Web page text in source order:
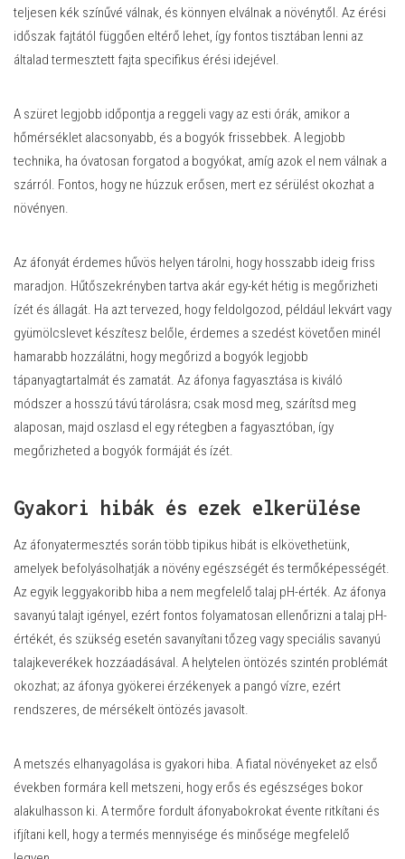
teljesen kék színűvé válnak, és könnyen elválnak a növénytől. Az érési
időszak fajtától függően eltérő lehet, így fontos tisztában lenni az
általad termesztett fajta specifikus érési idejével.
A szüret legjobb időpontja a reggeli vagy az esti órák, amikor a
hőmérséklet alacsonyabb, és a bogyók frissebbek. A legjobb
technika, ha óvatosan forgatod a bogyókat, amíg azok el nem válnak a
szárról. Fontos, hogy ne húzzuk erősen, mert ez sérülést okozhat a
növényen.
Az áfonyát érdemes hűvös helyen tárolni, hogy hosszabb ideig friss
maradjon. Hűtőszekrényben tartva akár egy-két hétig is megőrizheti
ízét és állagát. Ha azt tervezed, hogy feldolgozod, például lekvárt vagy
gyümölcslevet készítesz belőle, érdemes a szedést követően minél
hamarabb hozzálátni, hogy megőrizd a bogyók legjobb
tápanyagtartalmát és zamatát. Az áfonya fagyasztása is kiváló
módszer a hosszú távú tárolásra; csak mosd meg, szárítsd meg
alaposan, majd oszlasd el egy rétegben a fagyasztóban, így
megőrizheted a bogyók formáját és ízét.
Gyakori hibák és ezek elkerülése
Az áfonyatermesztés során több tipikus hibát is elkövethetünk,
amelyek befolyásolhatják a növény egészségét és termőképességét.
Az egyik leggyakoribb hiba a nem megfelelő talaj pH-érték. Az áfonya
savanyú talajt igényel, ezért fontos folyamatosan ellenőrizni a talaj pH-
értékét, és szükség esetén savanyítani tőzeg vagy speciális savanyú
talajkeverékek hozzáadásával. A helytelen öntözés szintén problémát
okozhat; az áfonya gyökerei érzékenyek a pangó vízre, ezért
rendszeres, de mérsékelt öntözés javasolt.
A metszés elhanyagolása is gyakori hiba. A fiatal növényeket az első
években formára kell metszeni, hogy erős és egészséges bokor
alakulhasson ki. A termőre fordult áfonyabokrokat évente ritkítani és
ifjítani kell, hogy a termés mennyisége és minősége megfelelő